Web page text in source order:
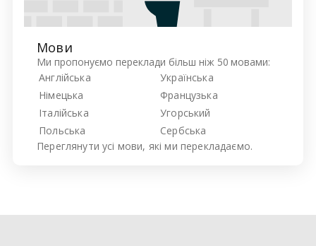
Мови
Ми пропонуємо переклади більш ніж 50 мовами:
Англійська
Українська
Німецька
Французька
Італійська
Угорський
Польська
Сербська
Переглянути усі мови, які ми перекладаємо.